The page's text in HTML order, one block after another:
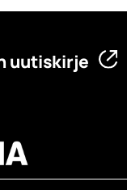
uutiskirje